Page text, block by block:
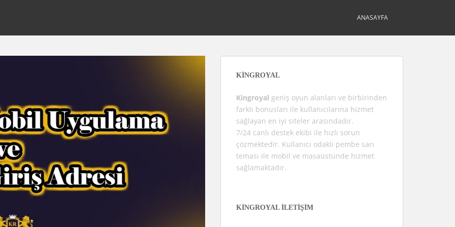
ANASAYFA
KINGROYAL
Kingroyal geniş oyun alanları ve birbirinden
farklı bonusları ile kullanıcılarına hizmet
sağlayan en iyi siteler arasındadır.
7/24 canlı destek ekibi ile hızlı sorun
çözmektedir. Kullanıcı odaklı pembe sarı
teması ile mobil ve masaüstünde hizmet
sağlamaktadır.
KINGROYAL İLETIŞIM